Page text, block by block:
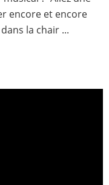
encore et encore
la chair ...